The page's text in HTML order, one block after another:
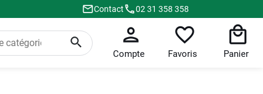
Contact 02 31 358 358
Compte Favoris Panier